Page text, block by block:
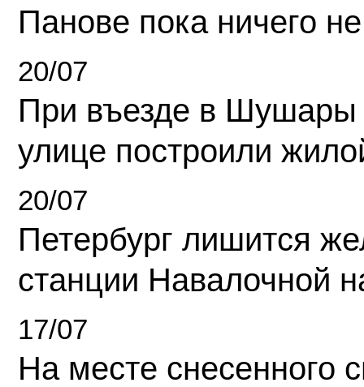
Панове пока ничего
20/07
При въезде в Шушары
улице построили
20/07
Петербург лишится
станции Навалочной
17/07
На месте снесенного